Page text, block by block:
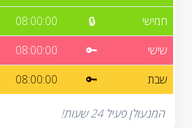
חמישי
🔒
08:00:00
שישי
🔑
08:00:00
שבת
🔑
08:00:00
המנעולן פעיל 24 שעות!